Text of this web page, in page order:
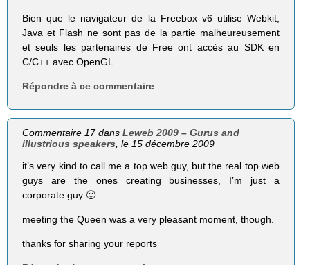
Bien que le navigateur de la Freebox v6 utilise Webkit,
Java et Flash ne sont pas de la partie malheureusement
et seuls les partenaires de Free ont accès au SDK en
C/C++ avec OpenGL.
Répondre à ce commentaire
Commentaire 17 dansLeweb 2009 – Gurus and
illustrious speakers , le 15 décembre 2009
it’s very kind to call me a top web guy, but the real top web
guys are the ones creating businesses, I’m just a
corporate guy 🙂
meeting the Queen was a very pleasant moment, though.
thanks for sharing your reports